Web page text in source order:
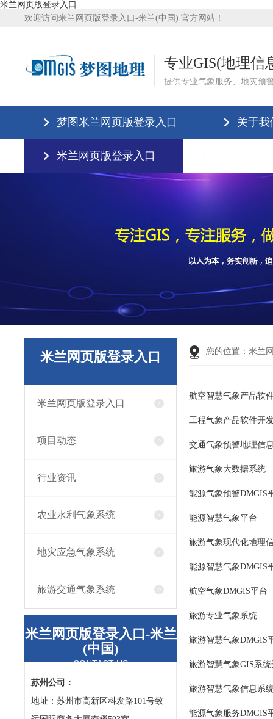
米兰网页版登录入口
欢迎访问米兰网页版登录入口-米兰(中国) 官方网站！
专业GIS(地理信
提供专业气象服务、地灾预
梦图米兰网页版登录入口 关于我
米兰网页版登录入口
米兰网页版登录入口
米兰网页版登录入口
项目动态
行业资讯
农业水利气象系统
地灾应急气象系统
旅游交通气象系统
米兰网页版登录入口-米兰
(中国)
CONTACT US
苏州公司：
地址：苏州市高新区科发路101号致
您的位置： 米兰
航空智慧气象产品软
工程气象产品软件开
交通气象预警地理信
旅游气象大数据系统
能源气象预警DMGIS
能源智慧气象平台
旅游气象现代化地理
能源智慧气象DMGIS
航空气象DMGIS平台
旅游专业气象系统
旅游智慧气象DMGIS
旅游智慧气象GIS系统
旅游智慧气象信息系
能源气象服务DMGIS